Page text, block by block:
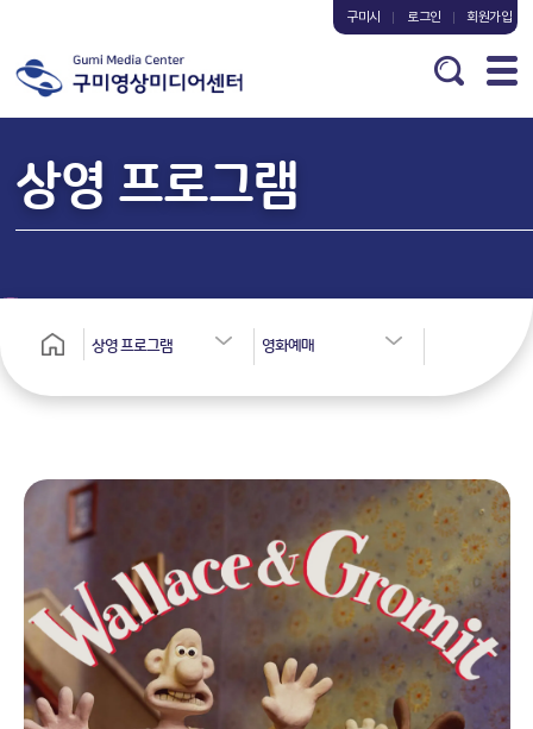
구미시 로그인 회원가입
상영 프로그램
상영 프로그램 영화예매